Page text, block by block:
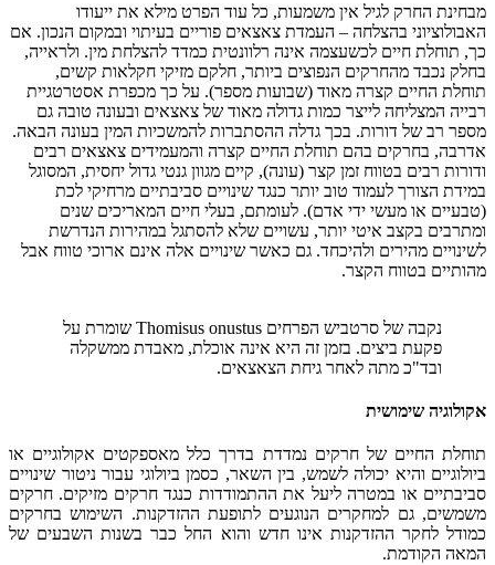
מבחינת החרק לגיל אין משמעות, כל עוד הפרט מילא את ייעודו
האבולוציוני בהצלחה – העמדת צאצאים פוריים בעיתוי ובמקום הנכון. אם
כך, תוחלת חיים לכשעצמה אינה רלוונטית כמדד להצלחת מין. ולראייה,
בחלק נכבד מהחרקים הנפוצים ביותר, חלקם מזיקי חקלאות קשים,
תוחלת החיים קצרה מאוד (שבועות מספר). על כך מכפרת אסטרטגיית
רבייה המצליחה לייצר כמות גדולה מאוד של צאצאים ובעונה טובה גם
מספר רב של דורות. בכך גדלה ההסתברות להמשכיות המין בעונה הבאה.
אדרבה, בחרקים בהם תוחלת החיים קצרה והמעמידים צאצאים רבים
ודורות רבים בטווח זמן קצר (עונה), קיים מגוון גנטי גדול יחסית, המסוגל
במידת הצורך לעמוד טוב יותר כנגד שינויים סביבתיים מרחיקי לכת
(טבעיים או מעשי ידי אדם). לעומתם, בעלי חיים המאריכים שנים
ומתרבים בקצב איטי יותר, עשויים שלא להסתגל במהירות הנדרשת
לשינויים מהירים ולהיכחד. גם כאשר שינויים אלה אינם ארוכי טווח אבל
מהותיים בטווח הקצר.
נקבה של סרטביש הפרחים Thomisus onustus שומרת על
פקעת ביצים. בזמן זה היא אינה אוכלת, מאבדת ממשקלה
ובד"כ מתה לאחר גיחת הצאצאים.
אקולוגיה שימושית
תוחלת החיים של חרקים נמדדת בדרך כלל מאספקטים אקולוגיים או
ביולוגיים והיא יכולה לשמש, בין השאר, כסמן ביולוגי עבור ניטור שינויים
סביבתיים או במטרה ליעל את ההתמודדות כנגד חרקים מזיקים. חרקים
משמשים, גם למחקרים הנוגעים לתופעת ההזדקנות. השימוש בחרקים
כמודל לחקר ההזדקנות אינו חדש והוא החל כבר בשנות השבעים של
המאה הקודמת.